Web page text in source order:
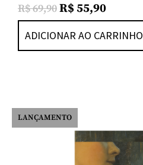
R$69,90R$ 55,90
ADICIONAR AO CARRINHO
LANÇAMENTO